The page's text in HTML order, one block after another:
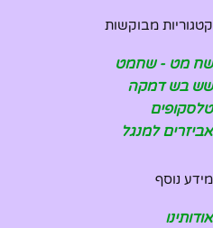
קטגוריות מבוקשות
שח מט - שחמט
שש בש דמקה
טלסקופים
אביזרים למנגל
מידע נוסף
אודותינו